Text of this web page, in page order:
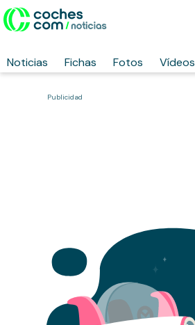
Noticias Fichas Fotos Vídeos
Publicidad